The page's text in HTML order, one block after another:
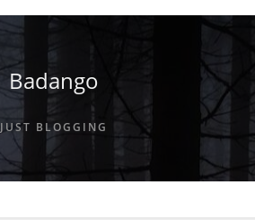
Badango
JUST BLOGGING